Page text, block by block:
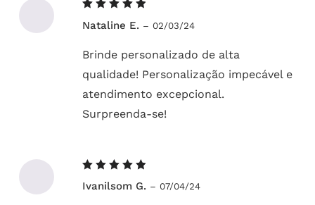
5de 5
Nataline E. – 02/03/24
Brinde personalizado de alta
qualidade! Personalização impecável e
atendimento excepcional.
Surpreenda-se!
5de 5
Ivanilsom G. – 07/04/24